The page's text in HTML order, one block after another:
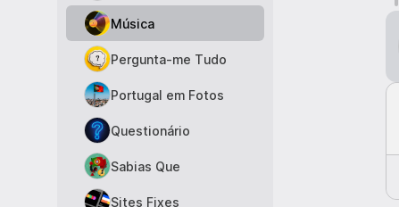
Música
Pergunta-me Tudo
Portugal em Fotos
Questionário
Sabias Que
Sites Fixes